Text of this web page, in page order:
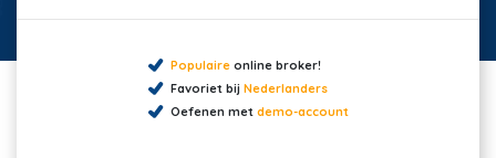
Populaireonline broker!
Favoriet bij Nederlanders
Oefenen met demo-account